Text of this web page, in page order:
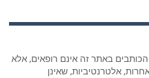
באתר זה אינם רופאים, אלא
אלטרנטיביות, שאינן